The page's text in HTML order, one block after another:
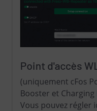
Point d'accès
(uniquement cFos
Booster et Charging
Vous pouvez régler